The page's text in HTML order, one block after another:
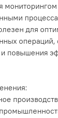
для
операций,
повышения